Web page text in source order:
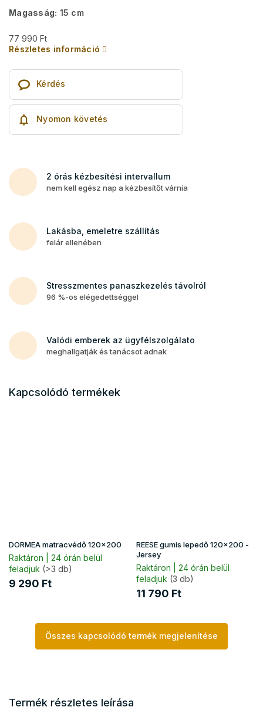
Magasság: 15 cm
77 990 Ft
Részletes információ
Kérdés
Nyomon követés
2 órás kézbesítési intervallum
nem kell egész nap a kézbesítőt várnia
Lakásba, emeletre szállítás
felár ellenében
Stresszmentes panaszkezelés távolról
96 %-os elégedettséggel
Valódi emberek az ügyfélszolgálato
meghallgatják és tanácsot adnak
Kapcsolódó termékek
DORMEA matracvédő 120x200
Raktáron | 24 órán belül
feladjuk (>3 db)
9 290 Ft
REESE gumis lepedő 120x200 -
Jersey
Raktáron | 24 órán belül
feladjuk (3 db)
11 790 Ft
Összes kapcsolódó termék megjelenítése
Termék részletes leírása